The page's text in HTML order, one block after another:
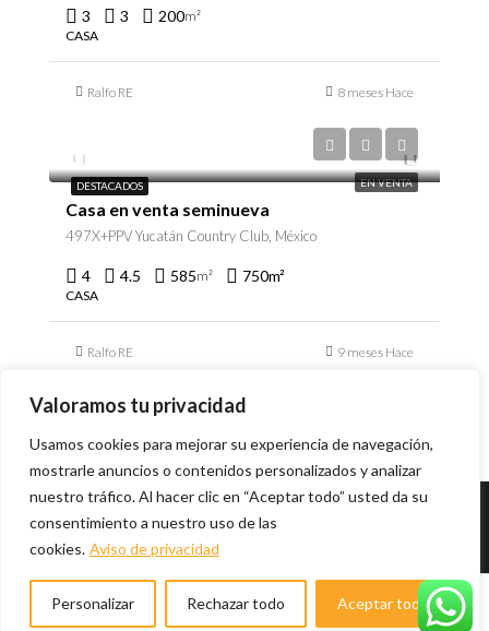
Valoramos tu privacidad
Usamos cookies para mejorar su experiencia de navegación,
mostrarle anuncios o contenidos personalizados y analizar
nuestro tráfico. Al hacer clic en “Aceptar todo” usted da su
consentimiento a nuestro uso de las
cookies. Aviso de privacidad
Personalizar Rechazar todo Aceptar todo
3 3 200m²
CASA
Ralfo RE 8 meses Hace
DESTACADOS EN VENTA
Casa en venta seminueva
497X+PPV Yucatán Country Club, México
4 4.5 585m² 750m²
CASA
Ralfo RE 9 meses Hace
© Desarrollado porC2 Design Studio
de Privacidad
Ralfo RE